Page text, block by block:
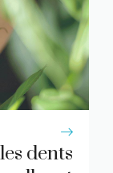
dents